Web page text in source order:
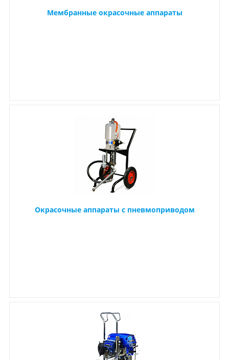
Мембранные окрасочные аппараты
Окрасочные аппараты с пневмоприводом